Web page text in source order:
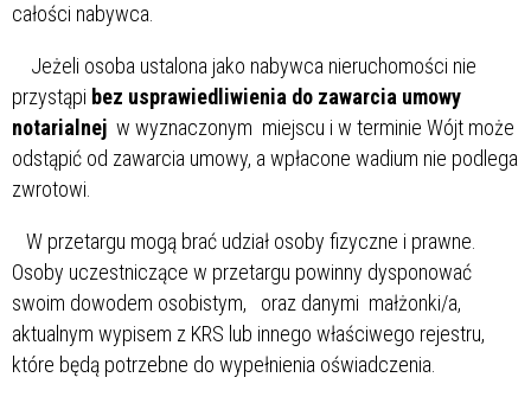
całości nabywca.
Jeżeli osoba ustalona jako nabywca nieruchomości nie
przystąpi bez usprawiedliwienia do zawarcia umowy
notarialnej w wyznaczonym miejscu i w terminie Wójt może
odstąpić od zawarcia umowy, a wpłacone wadium nie podlega
zwrotowi.
W przetargu mogą brać udział osoby fizyczne i prawne.
Osoby uczestniczące w przetargu powinny dysponować
swoim dowodem osobistym, oraz danymi małżonki/a,
aktualnym wypisem z KRS lub innego właściwego rejestru,
które będą potrzebne do wypełnienia oświadczenia.